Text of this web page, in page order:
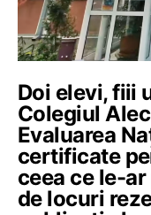
Doi elevi, fiii
Colegiul
Evaluarea
certificate
ceea ce le-
de locuri